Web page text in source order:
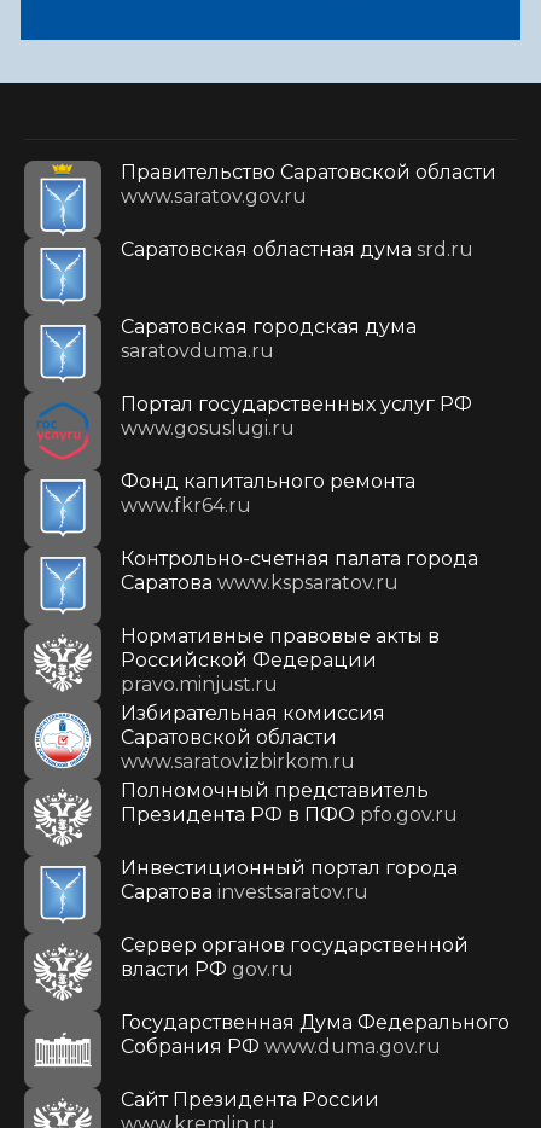
Правительство Саратовской области
www.saratov.gov.ru
Саратовская областная дума srd.ru
Саратовская городская дума
saratovduma.ru
Портал государственных услуг РФ
www.gosuslugi.ru
Фонд капитального ремонта
www.fkr64.ru
Контрольно-счетная палата города
Саратова www.kspsaratov.ru
Нормативные правовые акты в
Российской Федерации
pravo.minjust.ru
Избирательная комиссия
Саратовской области
www.saratov.izbirkom.ru
Полномочный представитель
Президента РФ в ПФО pfo.gov.ru
Инвестиционный портал города
Саратова investsaratov.ru
Сервер органов государственной
власти РФ gov.ru
Государственная Дума Федерального
Собрания РФ www.duma.gov.ru
Cайт Президента России